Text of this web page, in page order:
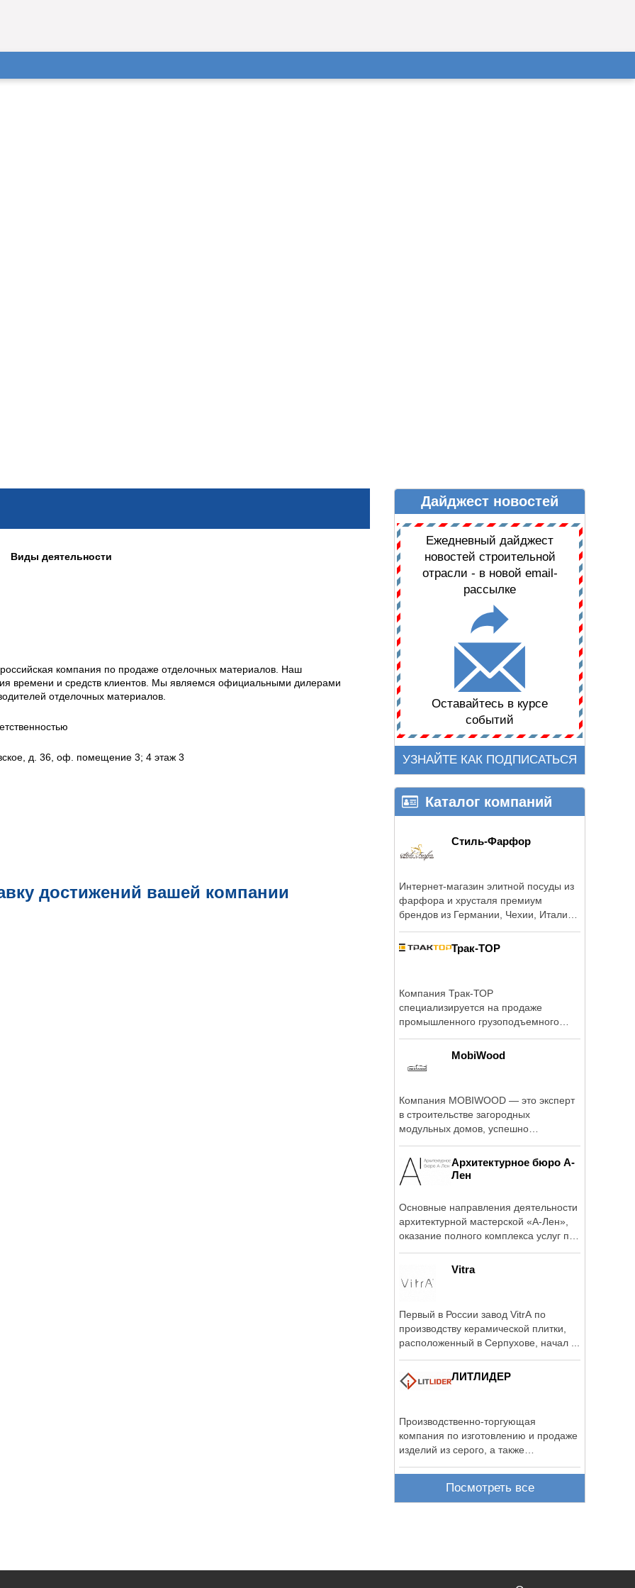
ДАЙДЖЕСТ НОВОСТЕЙ
Виды деятельности
компания по продаже отделочных материалов. Наш
времени и средств клиентов. Мы являемся официальными дилерами
отделочных материалов.
д. 36, оф. помещение 3; 4 этаж 3
достижений вашей компании
Дайджест новостей
Ежедневный дайджест
новостей строительной
отрасли - в новой email-
рассылке
Оставайтесь в курсе
событий
УЗНАЙТЕ КАК ПОДПИСАТЬСЯ
Каталог компаний
Стиль-Фарфор
Интернет-магазин элитной посуды из
фарфора и хрусталя премиум
брендов из Германии, Чехии, Италии,
Трак-ТОР
Компания Трак-ТОР
специализируется на продаже
промышленного грузоподъемного
MobiWood
Компания MOBIWOOD — это эксперт
в строительстве загородных
модульных домов, успешно
Архитектурное бюро А-
Лен
Основные направления деятельности
архитектурной мастерской «А-Лен»,
оказание полного комплекса услуг по
Vitra
Первый в России завод VitrA по
производству керамической плитки,
расположенный в Серпухове, начал ...
ЛИТЛИДЕР
Производственно-торгующая
компания по изготовлению и продаже
изделий из серого, а также
Посмотреть все